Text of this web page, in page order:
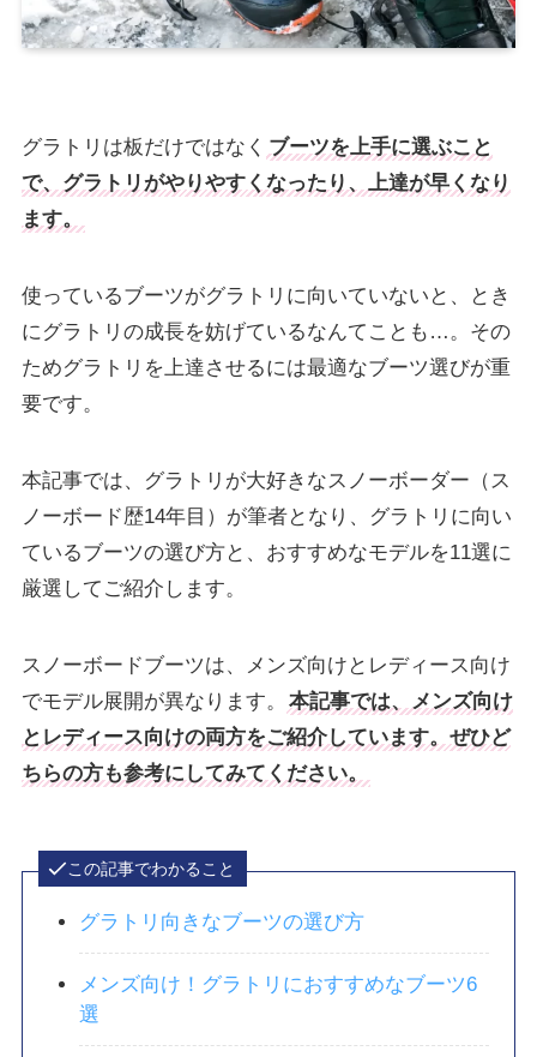
グラトリは板だけではなく ブーツを上手に選ぶこと
で、グラトリがやりやすくなったり、上達が早くなり
ます。
使っているブーツがグラトリに向いていないと、とき
にグラトリの成長を妨げているなんてことも…。その
ためグラトリを上達させるには最適なブーツ選びが重
要です。
本記事では、グラトリが大好きなスノーボーダー（ス
ノーボード歴14年目）が筆者となり、グラトリに向い
ているブーツの選び方と、おすすめなモデルを11選に
厳選してご紹介します。
スノーボードブーツは、メンズ向けとレディース向け
でモデル展開が異なります。
本記事では、メンズ向け
とレディース向けの両方をご紹介しています。ぜひど
ちらの方も参考にしてみてください。
この記事でわかること
グラトリ向きなブーツの選び方
メンズ向け！グラトリにおすすめなブーツ6
選